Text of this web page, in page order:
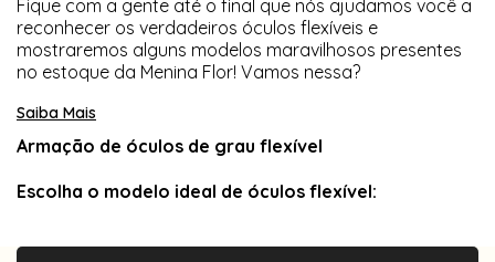
Fique com a gente até o final que nós ajudamos você a
reconhecer os verdadeiros óculos flexíveis e
mostraremos alguns modelos maravilhosos presentes
no estoque da Menina Flor! Vamos nessa?
Saiba Mais
Armação de óculos de grau flexível
Escolha o modelo ideal de óculos flexível: